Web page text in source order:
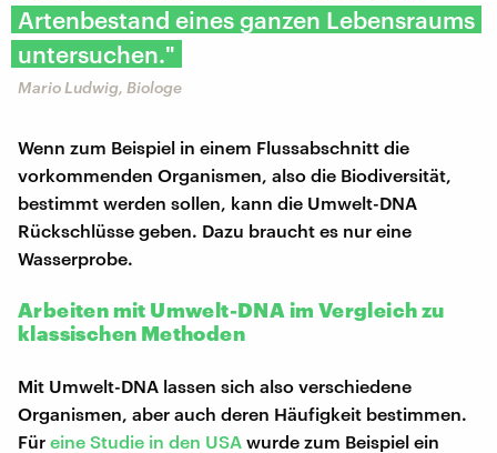
Artenbestand eines ganzen Lebensraums
untersuchen."
Mario Ludwig, Biologe
Wenn zum Beispiel in einem Flussabschnitt die
vorkommenden Organismen, also die Biodiversität,
bestimmt werden sollen, kann die Umwelt-DNA
Rückschlüsse geben. Dazu braucht es nur eine
Wasserprobe.
Arbeiten mit Umwelt-DNA im Vergleich zu
klassischen Methoden
Mit Umwelt-DNA lassen sich also verschiedene
Organismen, aber auch deren Häufigkeit bestimmen.
Für eine Studie in den USA wurde zum Beispiel ein